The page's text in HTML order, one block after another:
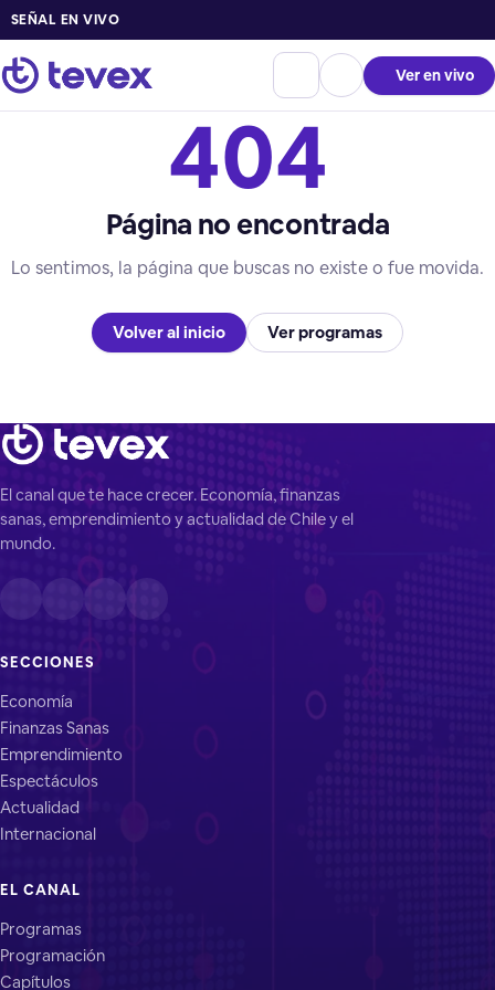
SEÑAL EN VIVO
Ver en vivo
404
Página no encontrada
Lo sentimos, la página que buscas no existe o fue movida.
Volver al inicio Ver programas
El canal que te hace crecer. Economía, finanzas
sanas, emprendimiento y actualidad de Chile y el
mundo.
SECCIONES
Economía
Finanzas Sanas
Emprendimiento
Espectáculos
Actualidad
Internacional
EL CANAL
Programas
Programación
Capítulos